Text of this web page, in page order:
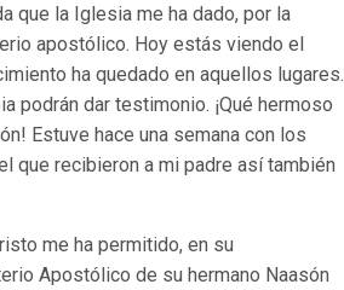
que la Iglesia me ha dado, por la
apostólico. Hoy estás viendo el
ha quedado en aquellos lugares.
podrán dar testimonio. ¡Qué hermoso
Estuve hace una semana con los
que recibieron a mi padre así también
me ha permitido, en su
Apostólico de su hermano Naasón